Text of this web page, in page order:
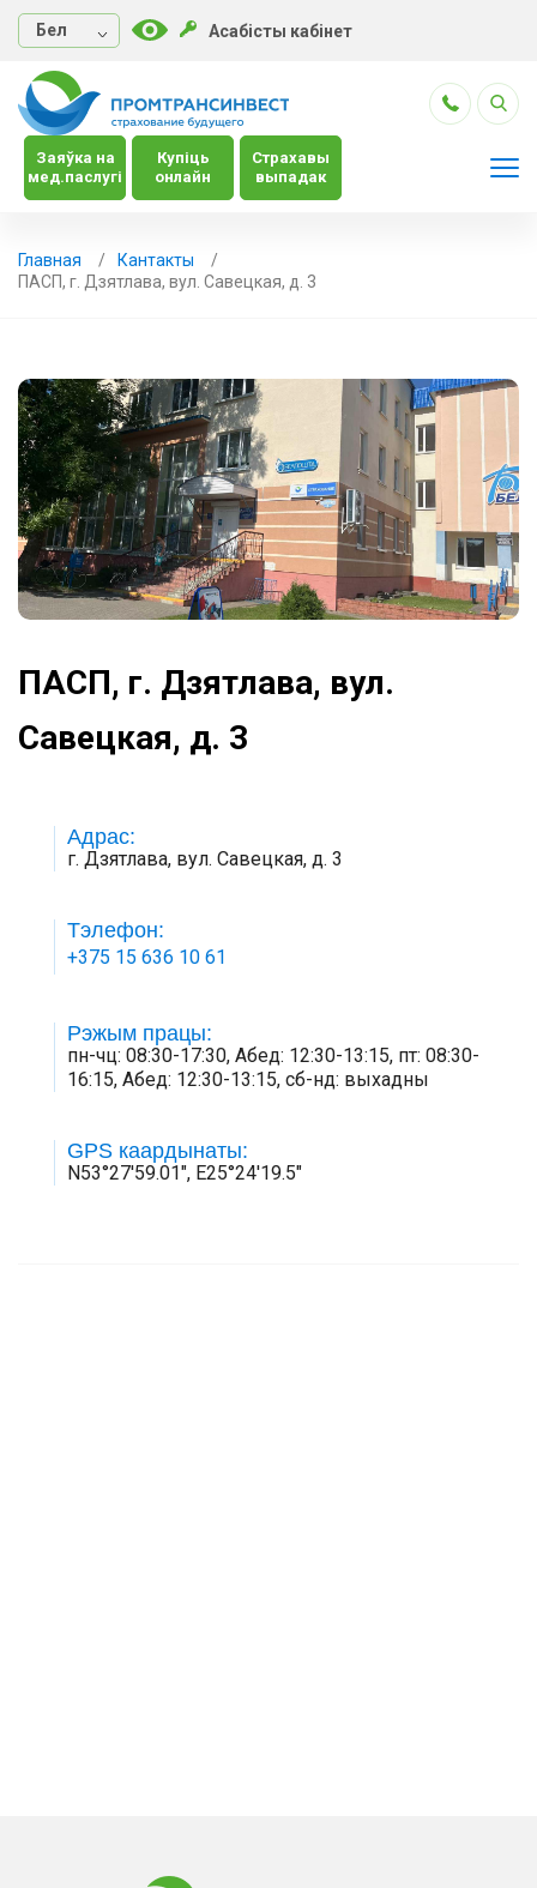
Бел Асабісты кабінет
Заяўка на
мед.паслугі
Купіць
онлайн
Страхавы
выпадак
Главная
Кантакты
ПАСП, г. Дзятлава, вул. Савецкая, д. 3
ПАСП, г. Дзятлава, вул.
Савецкая, д. 3
Адрас:
г. Дзятлава, вул. Савецкая, д. 3
Тэлефон:
+375 15 636 10 61
Рэжым працы:
пн-чц: 08:30-17:30, Абед: 12:30-13:15, пт: 08:30-
16:15, Абед: 12:30-13:15, сб-нд: выхадны
GPS каардынаты:
N53°27'59.01", E25°24'19.5"